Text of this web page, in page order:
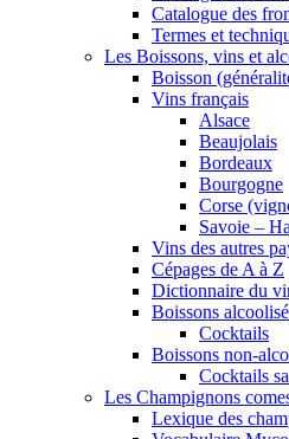
Catalogue des
Termes et
Les Boissons, vins et
Boisson
Vins français
Alsace
Beaujolais
Bordeaux
Bourgogne
Corse
Savoie –
Vins des autres
Cépages de A à Z
Dictionnaire du
Boissons
Cocktails
Boissons non-
Cocktails
Les Champignons
Lexique des